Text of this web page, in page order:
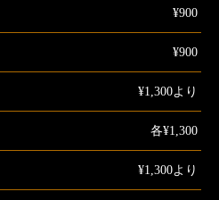
¥900
¥900
¥1,300より
各¥1,300
¥1,300より